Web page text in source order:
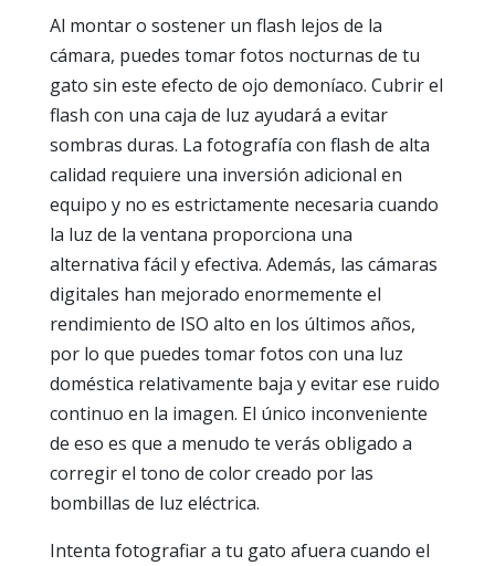
Al montar o sostener un flash lejos de la
cámara, puedes tomar fotos nocturnas de tu
gato sin este efecto de ojo demoníaco. Cubrir el
flash con una caja de luz ayudará a evitar
sombras duras. La fotografía con flash de alta
calidad requiere una inversión adicional en
equipo y no es estrictamente necesaria cuando
la luz de la ventana proporciona una
alternativa fácil y efectiva. Además, las cámaras
digitales han mejorado enormemente el
rendimiento de ISO alto en los últimos años,
por lo que puedes tomar fotos con una luz
doméstica relativamente baja y evitar ese ruido
continuo en la imagen. El único inconveniente
de eso es que a menudo te verás obligado a
corregir el tono de color creado por las
bombillas de luz eléctrica.
Intenta fotografiar a tu gato afuera cuando el